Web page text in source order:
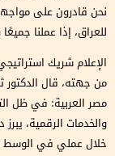
نحن قادرون على
للعراق، إذا عملنا
الإعلام شريك
من جهته، قال
مصر العربية: في ظل
والخدمات الرقمية،
خلال عملي في الوسط